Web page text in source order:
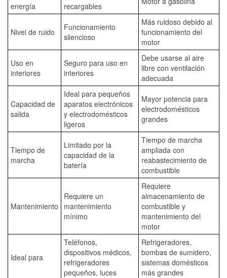
energía
recargables
Nivel de ruido
Funcionamiento
silencioso
Más ruidoso debido al
funcionamiento del
motor
Uso en
interiores
Seguro para uso en
interiores
Debe usarse al aire
libre con ventilación
adecuada
Capacidad de
salida
Ideal para pequeños
aparatos electrónicos
y electrodomésticos
ligeros
Mayor potencia para
electrodomésticos
grandes
Tiempo de
marcha
Limitado por la
capacidad de la
batería
Tiempo de marcha
ampliada con
reabastecimiento de
combustible
Mantenimiento
Requiere un
mantenimiento
mínimo
Requiere
almacenamiento de
combustible y
mantenimiento del
motor
Ideal para
Teléfonos,
dispositivos médicos,
refrigeradores
pequeños, luces
Refrigeradores,
bombas de sumidero,
sistemas domésticos
más grandes